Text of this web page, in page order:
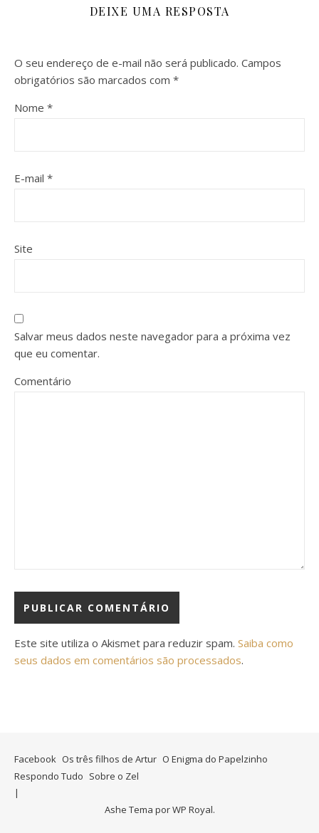
DEIXE UMA RESPOSTA
O seu endereço de e-mail não será publicado. Campos
obrigatórios são marcados com *
Nome *
E-mail *
Site
Salvar meus dados neste navegador para a próxima vez
que eu comentar.
Comentário
Este site utiliza o Akismet para reduzir spam. Saiba como
seus dados em comentários são processados.
Facebook Os três filhos de Artur O Enigma do Papelzinho
Respondo Tudo Sobre o Zel
Ashe Tema porWP Royal.